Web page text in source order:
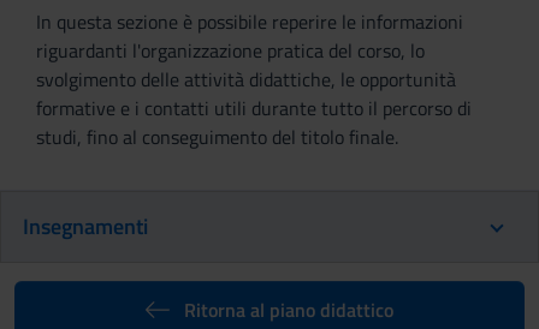
In questa sezione è possibile reperire le informazioni
riguardanti l'organizzazione pratica del corso, lo
svolgimento delle attività didattiche, le opportunità
formative e i contatti utili durante tutto il percorso di
studi, fino al conseguimento del titolo finale.
Insegnamenti
Ritorna al piano didattico